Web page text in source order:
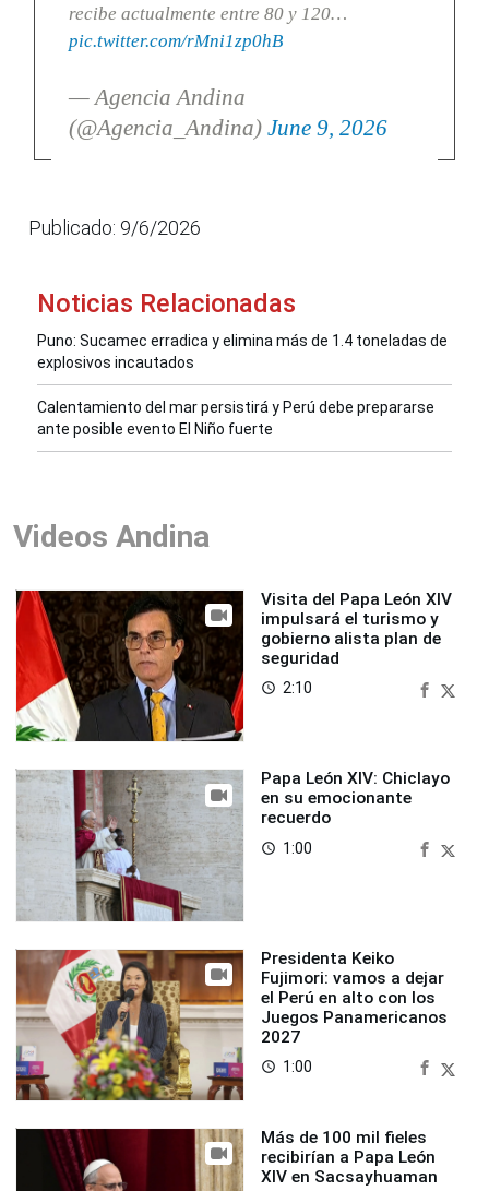
recibe actualmente entre 80 y 120…
pic.twitter.com/rMni1zp0hB
— Agencia Andina
(@Agencia_Andina) June 9, 2026
Publicado: 9/6/2026
Noticias Relacionadas
Puno: Sucamec erradica y elimina más de 1.4 toneladas de
explosivos incautados
Calentamiento del mar persistirá y Perú debe prepararse
ante posible evento El Niño fuerte
Videos Andina
Visita del Papa León XIV
impulsará el turismo y
gobierno alista plan de
seguridad
access_time 2:10
Papa León XIV: Chiclayo
en su emocionante
recuerdo
access_time 1:00
Presidenta Keiko
Fujimori: vamos a dejar
el Perú en alto con los
Juegos Panamericanos
2027
access_time 1:00
Más de 100 mil fieles
recibirían a Papa León
XIV en Sacsayhuaman